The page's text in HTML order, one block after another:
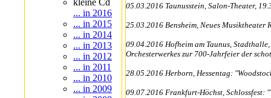
... in 2016
... in 2015
... in 2014
... in 2013
... in 2012
... in 2011
... in 2010
... in 2009
05.03.2016 Taunusstein, Salon-Theater,
25.03.2016 Bensheim, Neues Musiktheater
09.04.2016 Hofheim am Taunus,
Orchesterwerkes zur 700-Jahrfeier der
28.05.2016 Herborn, Hessentag:
09.07.2016 Frankfurt-Höchst, Schlossfest: